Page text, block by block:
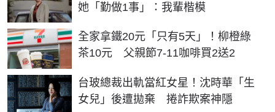
她「勤做1事」：我輩楷模
全家拿鐵20元「只有5天」！柳橙綠
茶10元 父親節7-11咖啡買2送2
台玻總裁出軌當紅女星！沈時華「生
女兒」後遭拋棄 捲詐欺案神隱